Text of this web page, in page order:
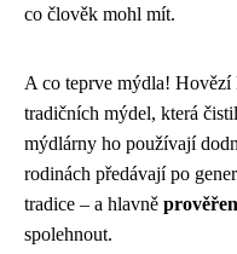
co člověk mohl mít.
A co teprve mýdla!
tradičních mýdel, která
mýdlárny ho používají
rodinách předávají po
tradice – a hlavně
spolehnout.